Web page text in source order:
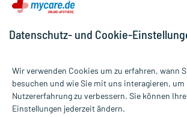
Alle Preise gelten inkl. MwSt., ggf. zzgl.
Informationen auf dieser Website werden
Datenschutz- und Cookie-
Wir verwenden Cookies um zu erfahren, wann
besuchen und wie Sie mit uns interagieren, um
Nutzererfahrung zu verbessern. Sie können
Einstellungen jederzeit ändern.